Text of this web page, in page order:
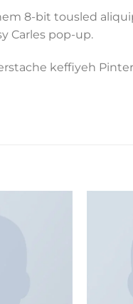
8-bit tousled
Carles pop-up.
keffiyeh